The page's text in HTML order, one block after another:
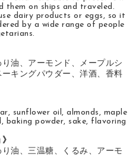
them on ships and traveled.
dairy products or eggs, so it
by a wide range of people
油、アーモンド、メープルシ
キングパウダー、洋酒、香料
sunflower oil, almonds, maple
baking powder, sake, flavoring
油、三温糖、くるみ、アーモ